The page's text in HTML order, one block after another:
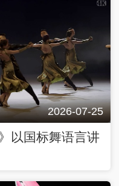
2026-07-25
以国标舞语言讲